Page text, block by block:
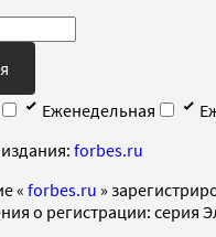
Еженедельная
forbes.ru
« forbes.ru »
о регистрации: серия